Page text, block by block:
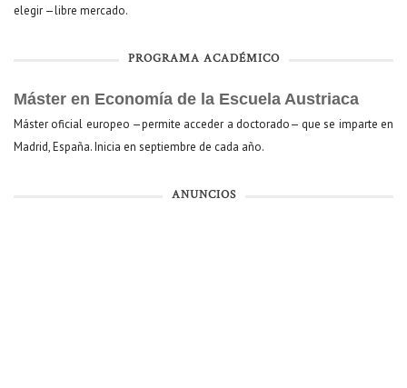
elegir —libre mercado.
PROGRAMA ACADÉMICO
Máster en Economía de la Escuela Austriaca
Máster oficial europeo —permite acceder a doctorado— que se imparte en
Madrid, España. Inicia en septiembre de cada año.
ANUNCIOS